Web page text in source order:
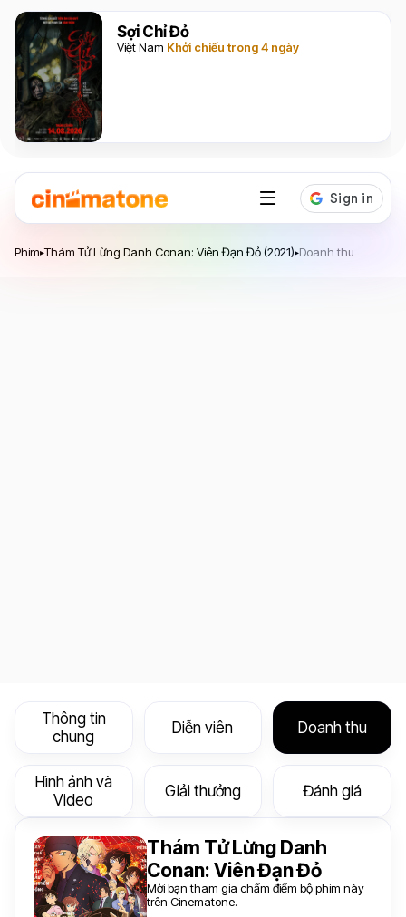
Sợi Chỉ Đỏ
Việt Nam Khởi chiếu trong 4 ngày
Phim▸Thám Tử Lừng Danh Conan: Viên Đạn Đỏ (2021)▸Doanh thu
Thông tin
chung
Diễn viên Doanh thu
Hình ảnh và
Video
Giải thưởng Đánh giá
Thám Tử Lừng Danh
Conan: Viên Đạn Đỏ
Mời bạn tham gia chấm điểm bộ phim này
trên Cinematone.